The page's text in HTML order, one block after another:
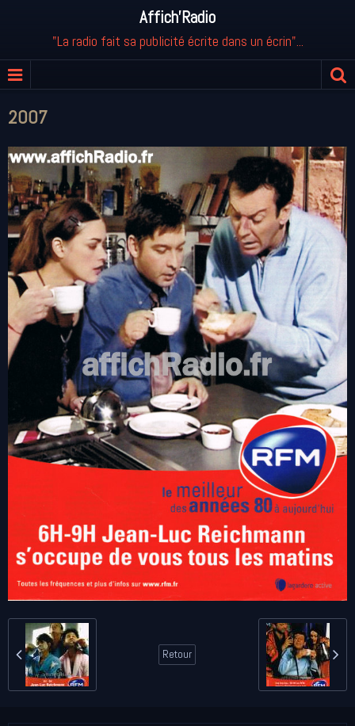
Affich'Radio
"La radio fait sa publicité écrite dans un écrin"...
2007
Retour